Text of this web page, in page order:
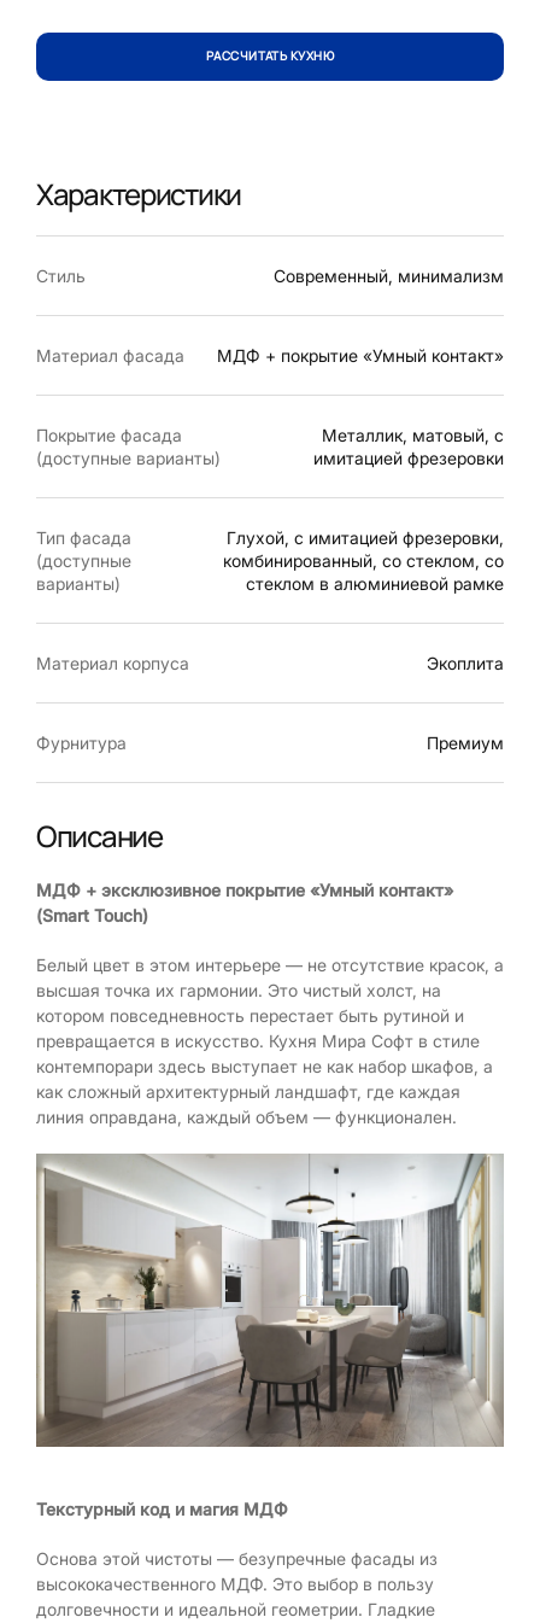
РАССЧИТАТЬ КУХНЮ
Характеристики
Стиль Современный, минимализм
Материал фасада МДФ + покрытие «Умный контакт»
Покрытие фасада
(доступные варианты)
Металлик, матовый, с
имитацией фрезеровки
Тип фасада
(доступные
варианты)
Глухой, с имитацией фрезеровки,
комбинированный, со стеклом, со
стеклом в алюминиевой рамке
Материал корпуса Экоплита
Фурнитура Премиум
Описание
МДФ + эксклюзивное покрытие «Умный контакт»
(Smart Touch)
Белый цвет в этом интерьере — не отсутствие красок, а
высшая точка их гармонии. Это чистый холст, на
котором повседневность перестает быть рутиной и
превращается в искусство. Кухня Мира Софт в стиле
контемпорари здесь выступает не как набор шкафов, а
как сложный архитектурный ландшафт, где каждая
линия оправдана, каждый объем — функционален.
Текстурный код и магия МДФ
Основа этой чистоты — безупречные фасады из
высококачественного МДФ. Это выбор в пользу
долговечности и идеальной геометрии. Гладкие